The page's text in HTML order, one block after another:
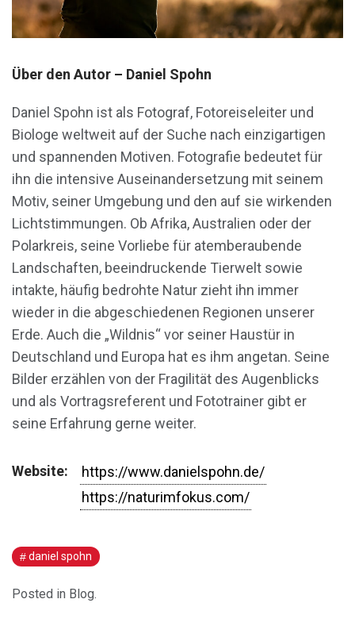
Über den Autor – Daniel Spohn
Daniel Spohn ist als Fotograf, Fotoreiseleiter und
Biologe weltweit auf der Suche nach einzigartigen
und spannenden Motiven. Fotografie bedeutet für
ihn die intensive Auseinandersetzung mit seinem
Motiv, seiner Umgebung und den auf sie wirkenden
Lichtstimmungen. Ob Afrika, Australien oder der
Polarkreis, seine Vorliebe für atemberaubende
Landschaften, beeindruckende Tierwelt sowie
intakte, häufig bedrohte Natur zieht ihn immer
wieder in die abgeschiedenen Regionen unserer
Erde. Auch die „Wildnis“ vor seiner Haustür in
Deutschland und Europa hat es ihm angetan. Seine
Bilder erzählen von der Fragilität des Augenblicks
und als Vortragsreferent und Fototrainer gibt er
seine Erfahrung gerne weiter.
Website:
https://www.danielspohn.de/
https://naturimfokus.com/
daniel spohn
Posted in Blog.